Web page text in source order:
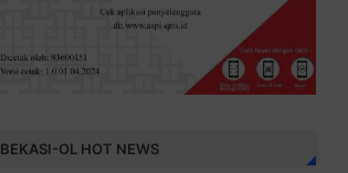
BEKASI-OL HOT NEWS